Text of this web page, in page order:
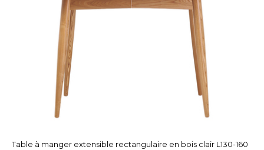
Table à manger extensible rectangulaire en bois clair L130-160